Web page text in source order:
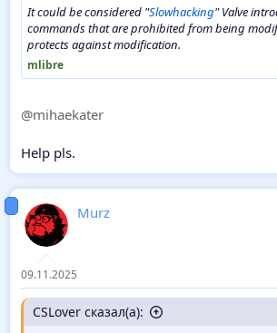
It could be considered "Slowhacking" Valve
commands that are prohibited from being
protects against modification.
mlibre
@mihaekater
Help pls.
Murz
09.11.2025
CSLover сказал(а):